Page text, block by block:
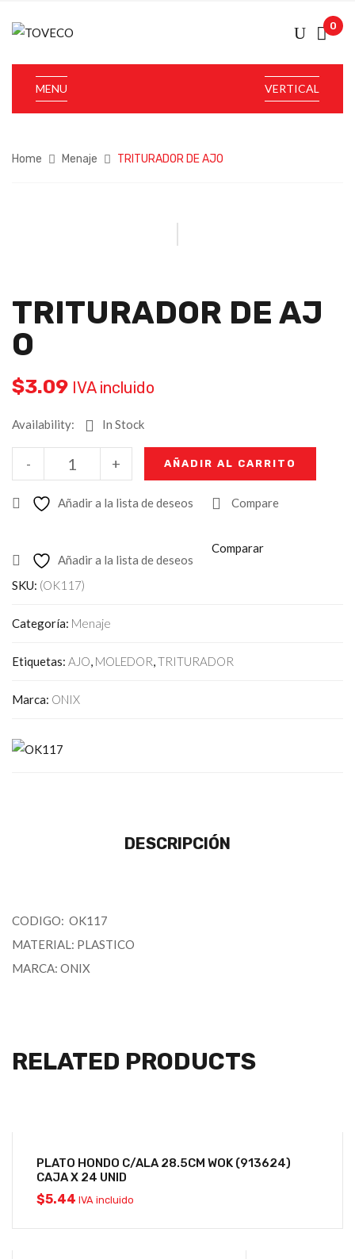
0
VERTICAL
MENU
Home Menaje TRITURADOR DE AJO
TRITURADOR DE AJ
O
$3.09 IVA incluido
Availability: In Stock
+
- AÑADIR AL CARRITO
Añadir a la lista de deseos Compare
Añadir a la lista de deseos
Comparar
SKU: (OK117)
Categoría: Menaje
Etiquetas: AJO, MOLEDOR,TRITURADOR
Marca: ONIX
DESCRIPCIÓN
CODIGO: OK117
MATERIAL: PLASTICO
MARCA: ONIX
RELATED PRODUCTS
PLATO HONDO C/ALA 28.5CM WOK (913624)
CAJA X 24 UNID
$5.44 IVA incluido